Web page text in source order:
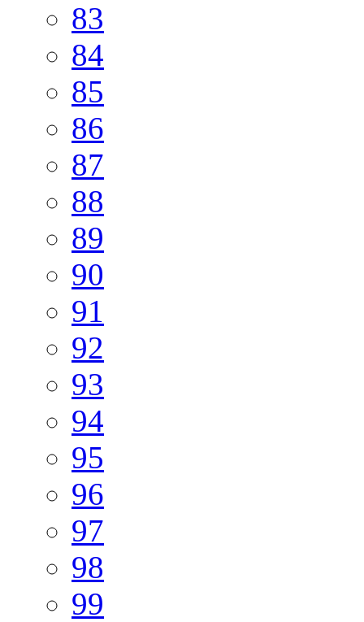
83
84
85
86
87
88
89
90
91
92
93
94
95
96
97
98
99